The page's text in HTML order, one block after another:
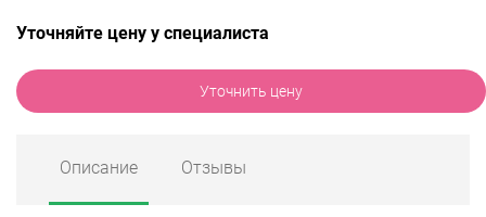
Уточняйте цену у специалиста
Уточнить цену
Описание Отзывы